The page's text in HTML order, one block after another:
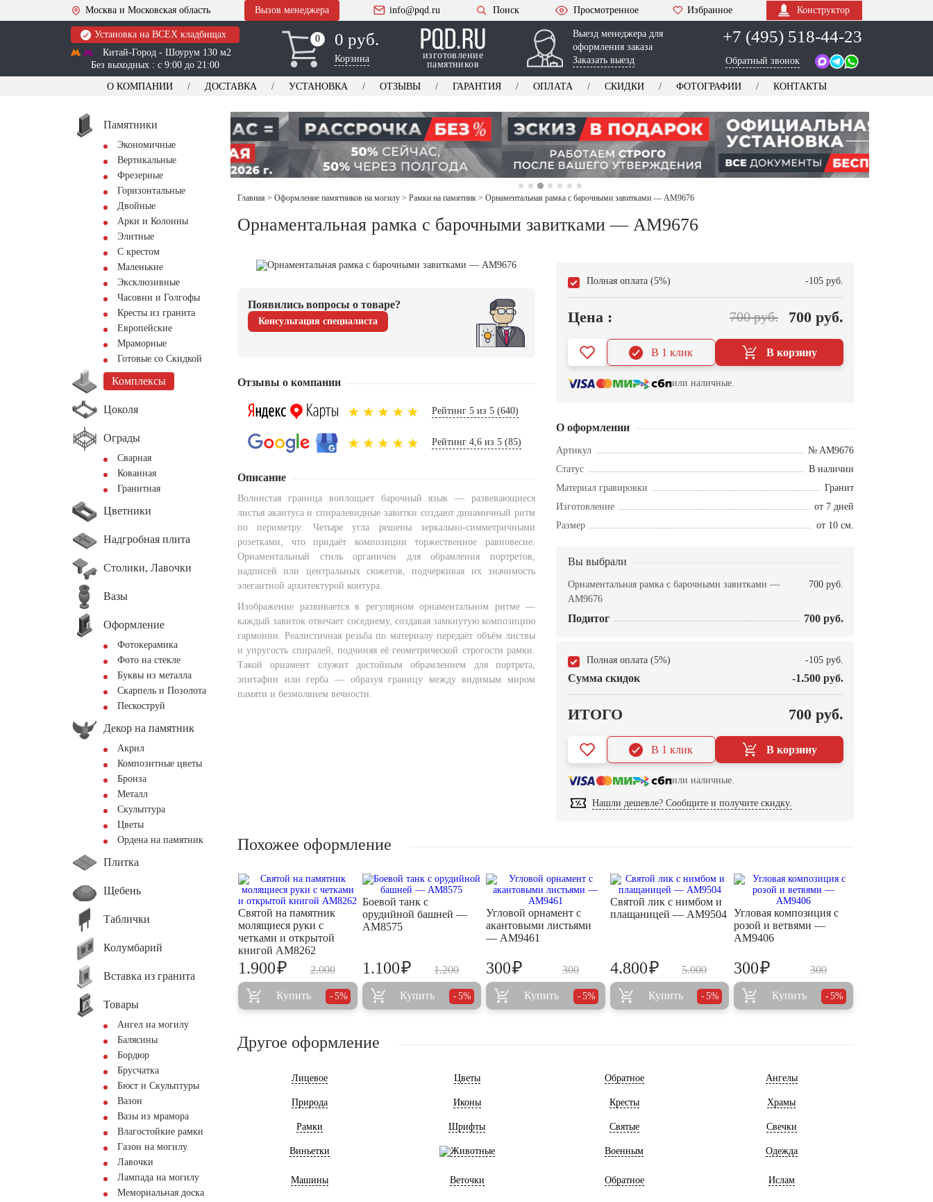
Москва и Московская область Вызов менеджера info@pqd.ru Поиск Просмотренное Избранное Конструктор
Установка на ВСЕХ кладбищах
Китай-Город - Шоурум 130 м2
Без выходных : с 9:00 до 21:00
0
0 0 руб.
Корзина
изготовление
памятников
Выезд менеджера для
оформления заказа
Заказать выезд
+7 (495) 518-44-23
Обратный звонок
О КОМПАНИИ ДОСТАВКА УСТАНОВКА ОТЗЫВЫ ГАРАНТИЯ ОПЛАТА СКИДКИ ФОТОГРАФИИ КОНТАКТЫ
Памятники
Экономичные
Вертикальные
Фрезерные
Горизонтальные
Двойные
Арки и Колонны
Элитные
С крестом
Маленькие
Эксклюзивные
Часовни и Голгофы
Кресты из гранита
Европейские
Мраморные
Готовые со Скидкой
Комплексы
Цоколя
Ограды
Сварная
Кованная
Гранитная
Цветники
Надгробная плита
Столики, Лавочки
Вазы
Оформление
Фотокерамика
Фото на стекле
Буквы из металла
Скарпель и Позолота
Пескоструй
Декор на памятник
Акрил
Композитные цветы
Бронза
Металл
Скульптура
Цветы
Ордена на памятник
Плитка
Щебень
Таблички
Колумбарий
Вставка из гранита
Товары
Ангел на могилу
Балясины
Бордюр
Брусчатка
Бюст и Скульптуры
Вазон
Вазы из мрамора
Влагостойкие рамки
Газон на могилу
Лавочки
Лампада на могилу
Мемориальная доска
Главная > Оформление памятников на могилу > Рамки на памятник > Орнаментальная рамка с барочными завитками — AM9676
Орнаментальная рамка с барочными завитками — AM9676
Появились вопросы о товаре?
Консультация специалиста
Отзывы о компании
Рейтинг 5 из 5 (640)
Рейтинг 4,6 из 5 (85)
Описание
Волнистая граница воплощает барочный язык — развевающиеся
листья акантуса и спиралевидные завитки создают динамичный ритм
по периметру. Четыре угла решены зеркально-симметричными
розетками, что придаёт композиции торжественное равновесие.
Орнаментальный стиль органичен для обрамления портретов,
надписей или центральных сюжетов, подчеркивая их значимость
элегантной архитектурой контура.
Изображение развивается в регулярном орнаментальном ритме —
каждый завиток отвечает соседнему, создавая замкнутую композицию
гармонии. Реалистичная резьба по материалу передаёт объём листвы
и упругость спиралей, подчиняя её геометрической строгости рамки.
Такой орнамент служит достойным обрамлением для портрета,
эпитафии или герба — образуя границу между видимым миром
памяти и безмолвием вечности.
Полная оплата (5%) -105 руб.
Цена : 700 руб. 700 руб.
В корзину
В 1 клик
или наличные.
О оформлении
Артикул
№ AM9676
Статус
В наличии
Материал гравировки
Гранит
Изготовление
от 7 дней
Размер
от 10 см.
Вы выбрали
Орнаментальная рамка с барочными завитками —
AM9676
700 руб.
Подитог 700 руб.
Полная оплата (5%) -105 руб.
Сумма скидок -1.500 руб.
ИТОГО 700 руб.
В корзину
В 1 клик
или наличные.
Нашли дешевле? Сообщите и получите скидку.
Похожее оформление
Святой на памятник
молящиеся руки с
четками и открытой
книгой AM8262
2.000
1.900₽
Купить 5%
Боевой танк с
орудийной башней —
AM8575
1.200
1.100₽
Купить 5%
Угловой орнамент с
акантовыми листьями
— AM9461
300
300₽
Купить 5%
Святой лик с нимбом и
плащаницей — AM9504
5.000
4.800₽
Купить 5%
Угловая композиция с
розой и ветвями —
AM9406
300
300₽
Купить 5%
Другое оформление
Лицевое Цветы Обратное Ангелы
Природа Иконы Кресты Храмы
Рамки Шрифты Святые Свечки
Виньетки Животные Военным Одежда
Машины Веточки Обратное Ислам